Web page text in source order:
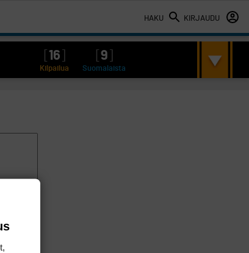
HAKU KIRJAUDU
16 9
Kilpailua Suomalaista